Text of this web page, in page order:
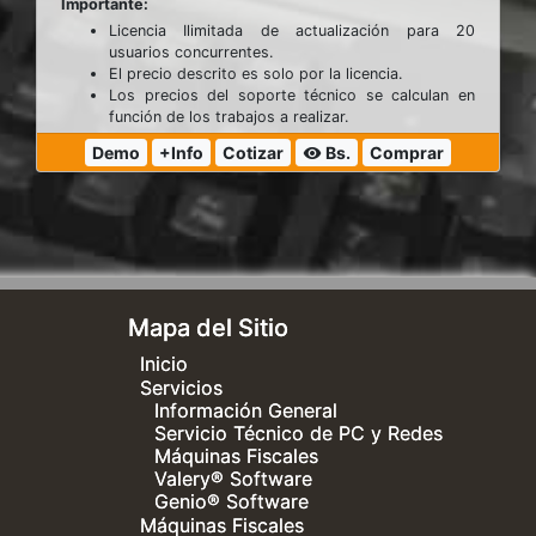
Importante:
Licencia Ilimitada de actualización para 20
usuarios concurrentes.
El precio descrito es solo por la licencia.
Los precios del soporte técnico se calculan en
función de los trabajos a realizar.
Demo +Info Cotizar visibilityBs. Comprar
Mapa del Sitio
Inicio
Servicios
Información General
Servicio Técnico de PC y Redes
Máquinas Fiscales
Valery® Software
Genio® Software
Máquinas Fiscales